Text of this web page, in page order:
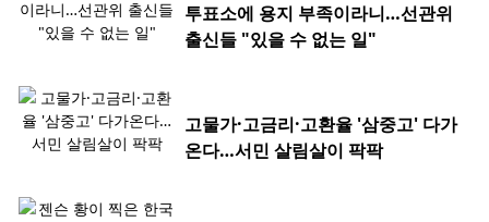
투표소에 용지 부족이라니…선관위
출신들 "있을 수 없는 일"
고물가·고금리·고환율 '삼중고' 다가
온다…서민 살림살이 팍팍